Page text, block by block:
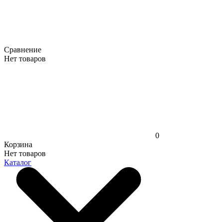
Сравнение
Нет товаров
0
Корзина
Нет товаров
Каталог